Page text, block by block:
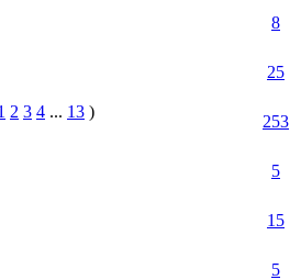
8
25
2 3 4 ... 13 )
253
5
15
5